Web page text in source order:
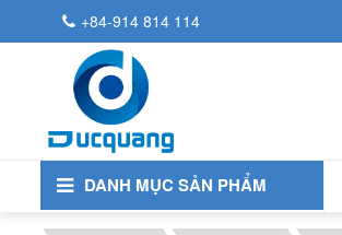
+84-914 814 114
DANH MỤC SẢN PHẨM